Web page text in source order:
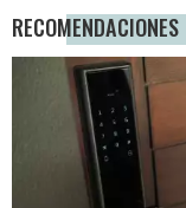
RECOMENDACIONES